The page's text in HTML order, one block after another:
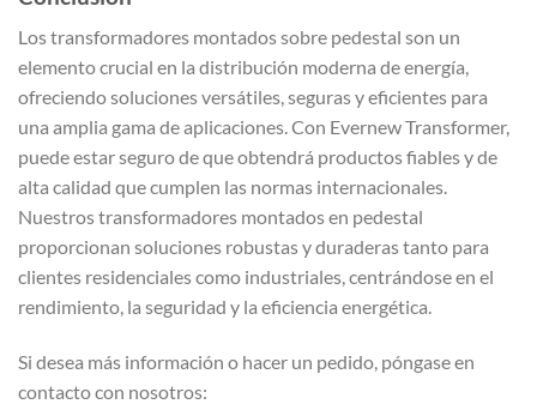
Los transformadores montados sobre pedestal son un
elemento crucial en la distribución moderna de energía,
ofreciendo soluciones versátiles, seguras y eficientes para
una amplia gama de aplicaciones. Con Evernew Transformer,
puede estar seguro de que obtendrá productos fiables y de
alta calidad que cumplen las normas internacionales.
Nuestros transformadores montados en pedestal
proporcionan soluciones robustas y duraderas tanto para
clientes residenciales como industriales, centrándose en el
rendimiento, la seguridad y la eficiencia energética.
Si desea más información o hacer un pedido, póngase en
contacto con nosotros: